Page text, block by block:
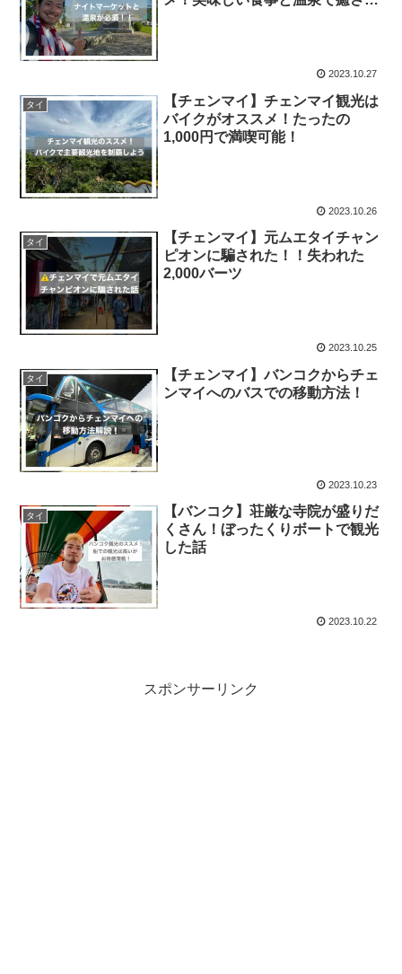
2023.10.27
タイ
【チェンマイ】チェンマイ観光は
バイクがオススメ！たったの
1,000円で満喫可能！
2023.10.26
タイ
【チェンマイ】元ムエタイチャン
ピオンに騙された！！失われた
2,000バーツ
2023.10.25
タイ
【チェンマイ】バンコクからチェ
ンマイへのバスでの移動方法！
2023.10.23
タイ
【バンコク】荘厳な寺院が盛りだ
くさん！ぼったくりボートで観光
した話
2023.10.22
スポンサーリンク